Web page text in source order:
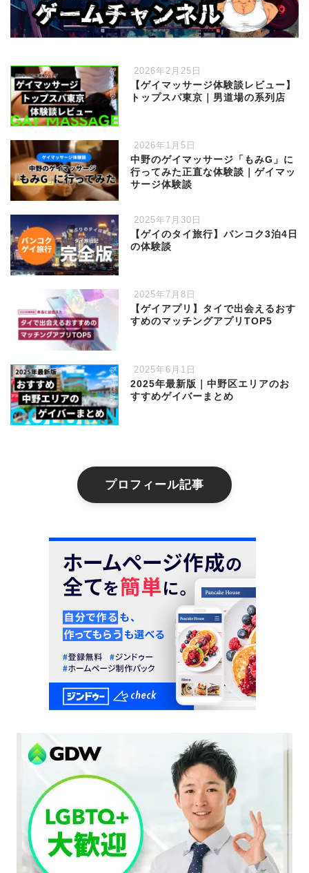
2026年2月25日
【ゲイマッサージ体験談レビュー】
トップスパ東京｜男道場の系列店
2026年1月5日
中野のゲイマッサージ「もみG」に
行ってみた正直な体験談｜ゲイマッ
サージ体験談
2025年7月30日
【ゲイのタイ旅行】バンコク3泊4日
の体験談
2025年7月8日
【ゲイアプリ】タイで出会えるおす
すめのマッチングアプリTOP5
2025年6月1日
2025年最新版｜中野区エリアのお
すすめゲイバーまとめ
プロフィール記事